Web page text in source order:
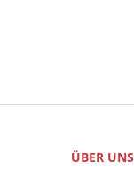
ÜBER UNS